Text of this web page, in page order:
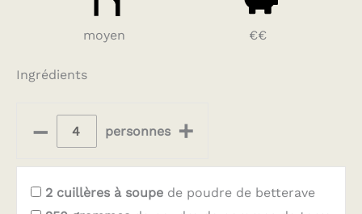
moyen €€
Ingrédients
– personnes +
2 cuillères à soupe de poudre de betterave